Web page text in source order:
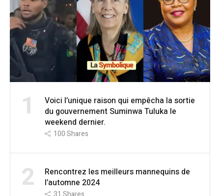
1
Voici l’unique raison qui empêcha la sortie
du gouvernement Suminwa Tuluka le
weekend dernier.
100Shares
2
Rencontrez les meilleurs mannequins de
l’automne 2024